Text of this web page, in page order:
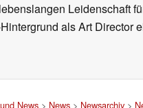
Leidenschaft
als Art Director
News> News> Newsarchiv>